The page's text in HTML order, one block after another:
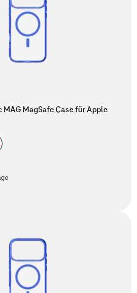
MagSafe Case für Apple